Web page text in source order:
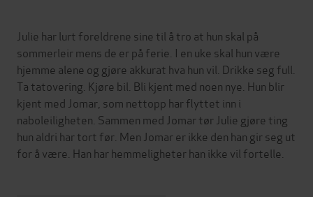
Julie har lurt foreldrene sine til å tro at hun skal på
sommerleir mens de er på ferie. I en uke skal hun være
hjemme alene og gjøre akkurat hva hun vil. Drikke seg full.
Ta tatovering. Kjøre bil. Bli kjent med noen nye. Hun blir
kjent med Jomar, som nettopp har flyttet inn i
naboleiligheten. Sammen med Jomar tør Julie gjøre ting
hun aldri har tort før. Men Jomar er ikke den han gir seg ut